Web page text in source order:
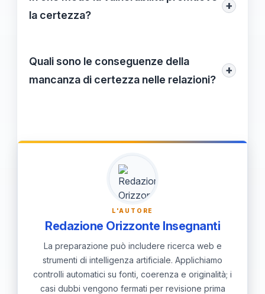
Esprime la nostra fiducia nella relazione e
la certezza?
+
l'apertura e il reciproco supporto. Quando
siamo disposti a condividere le nostre
Quali sono le conseguenze della
mancanza di certezza nelle relazioni?
+
superficiali. Può creare un ambiente di
sfiducia che ostacola l'intimità e la
comunicazione aperta.
L'AUTORE
Redazione Orizzonte Insegnanti
La preparazione può includere ricerca web e
strumenti di intelligenza artificiale. Applichiamo
controlli automatici su fonti, coerenza e originalità; i
casi dubbi vengono fermati per revisione prima